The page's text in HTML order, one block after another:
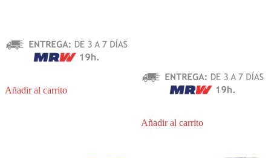
Añadir al carrito
Añadir al carrito